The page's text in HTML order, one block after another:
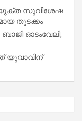
സുവിശേഷ
തുടക്കം
ഓടംവേലി,
യുവാവിന്